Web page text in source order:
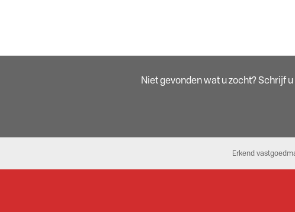
Niet gevonden wat u zocht? Schrijf
Erkend